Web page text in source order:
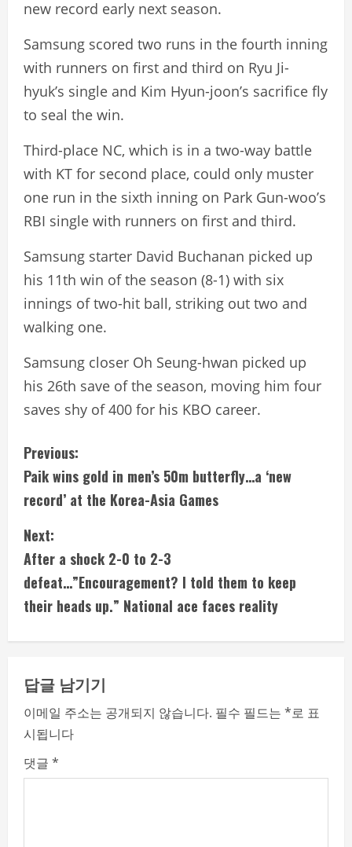
new record early next season.
Samsung scored two runs in the fourth inning
with runners on first and third on Ryu Ji-
hyuk’s single and Kim Hyun-joon’s sacrifice fly
to seal the win.
Third-place NC, which is in a two-way battle
with KT for second place, could only muster
one run in the sixth inning on Park Gun-woo’s
RBI single with runners on first and third.
Samsung starter David Buchanan picked up
his 11th win of the season (8-1) with six
innings of two-hit ball, striking out two and
walking one.
Samsung closer Oh Seung-hwan picked up
his 26th save of the season, moving him four
saves shy of 400 for his KBO career.
C
o
n
t
i
n
e
R
e
a
Previous:
Paik wins gold in men’s 50m butterfly…a ‘new
record’ at the Korea-Asia Games
Next:
After a shock 2-0 to 2-3
defeat…”Encouragement? I told them to keep
their heads up.” National ace faces reality
답글 남기기
이메일 주소는 공개되지 않습니다. 필수 필드는 *로 표
시됩니다
댓글 *